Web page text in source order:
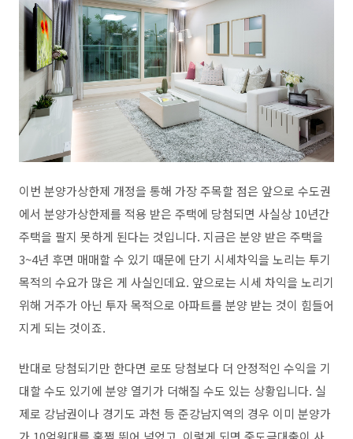
이번 분양가상한제 개정을 통해 가장 주목할 점은 앞으로 수도권
에서 분양가상한제를 적용 받은 주택에 당첨되면 사실상 10년간
주택을 팔지 못하게 된다는 것입니다. 지금은 분양 받은 주택을
3~4년 후면 매매할 수 있기 때문에 단기 시세차익을 노리는 투기
목적의 수요가 많은 게 사실인데요. 앞으로는 시세 차익을 노리기
위해 거주가 아닌 투자 목적으로 아파트를 분양 받는 것이 힘들어
지게 되는 것이죠.
반대로 당첨되기만 한다면 로또 당첨보다 더 안정적인 수익을 기
대할 수도 있기에 분양 열기가 더해질 수도 있는 상황입니다. 실
제로 강남권이나 경기도 과천 등 준강남지역의 경우 이미 분양가